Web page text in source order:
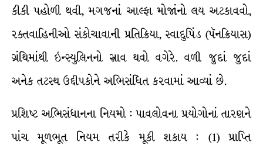
કીકી પહોળી થવી, મગજનાં આલ્ફા મોજાંનો લય અટકાવવો,
રક્તવાહિનીઓ સંકોચાવાની પ્રતિક્રિયા, સ્વાદુપિંડ (પૅનક્રિયાસ)
ગ્રંથિમાંથી ઇન્સ્યુલિનનો સ્રાવ થવો વગેરે. વળી જુદાં જુદાં
અનેક તટસ્થ ઉદ્દીપકોને અભિસંધિત કરવામાં આવ્યાં છે.
પ્રશિષ્ટ અભિસંધાનના નિયમો : પાવલોવના પ્રયોગોનાં તારણને
પાંચ મૂળભૂત નિયમ તરીકે મૂકી શકાય : (1) પ્રાપ્તિ